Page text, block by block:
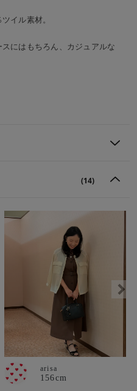
イル素材。
にはもちろん、カジュアルな
(14)
arisa
156cm